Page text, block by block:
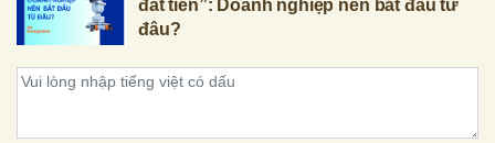
đắt tiền”: Doanh nghiệp nên bắt đầu từ
đâu?